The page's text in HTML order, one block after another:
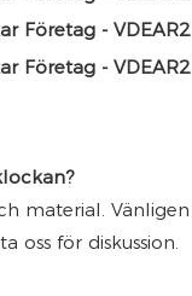
material.
oss för diskussion.